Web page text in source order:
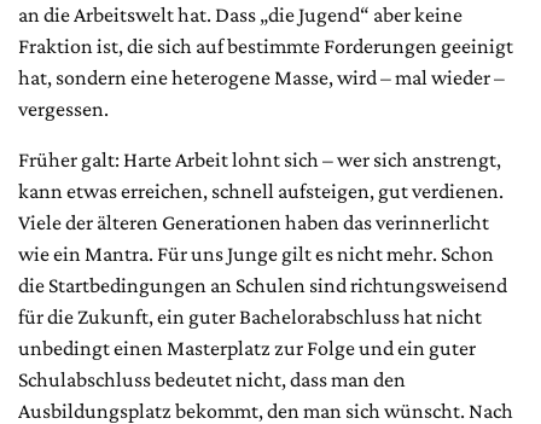
an die Arbeitswelt hat. Dass „die Jugend“ aber keine
Fraktion ist, die sich auf bestimmte Forderungen geeinigt
hat, sondern eine heterogene Masse, wird – mal wieder –
vergessen.
Früher galt: Harte Arbeit lohnt sich – wer sich anstrengt,
kann etwas erreichen, schnell aufsteigen, gut verdienen.
Viele der älteren Generationen haben das verinnerlicht
wie ein Mantra. Für uns Junge gilt es nicht mehr. Schon
die Startbedingungen an Schulen sind richtungsweisend
für die Zukunft, ein guter Bachelorabschluss hat nicht
unbedingt einen Masterplatz zur Folge und ein guter
Schulabschluss bedeutet nicht, dass man den
Ausbildungsplatz bekommt, den man sich wünscht. Nach